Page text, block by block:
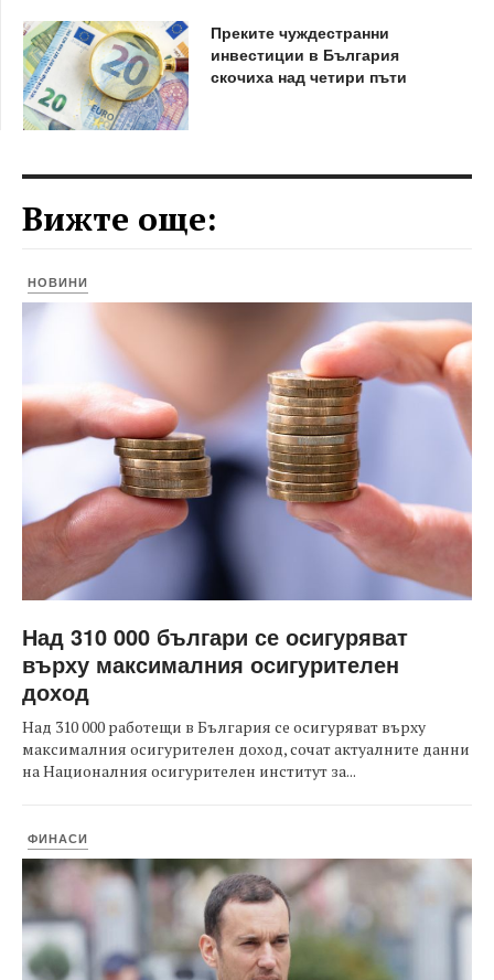
Преките чуждестранни
инвестиции в България
скочиха над четири пъти
Вижте още:
НОВИНИ
Над 310 000 българи се осигуряват
върху максималния осигурителен
доход
Над 310 000 работещи в България се осигуряват върху
максималния осигурителен доход, сочат актуалните данни
на Националния осигурителен институт за...
ФИНАСИ